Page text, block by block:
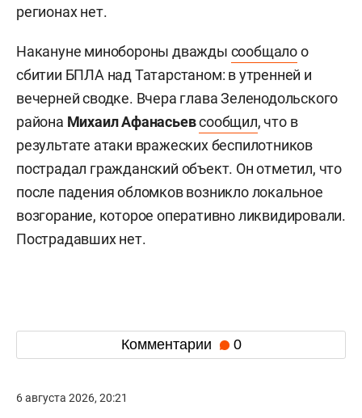
регионах нет.
Накануне минобороны дважды сообщалоо
сбитии БПЛА над Татарстаном: в утренней и
вечерней сводке. Вчера глава Зеленодольского
района Михаил Афанасьевсообщил, что в
результате атаки вражеских беспилотников
пострадал гражданский объект. Он отметил, что
после падения обломков возникло локальное
возгорание, которое оперативно ликвидировали.
Пострадавших нет.
Комментарии 0
6 августа 2026, 20:21